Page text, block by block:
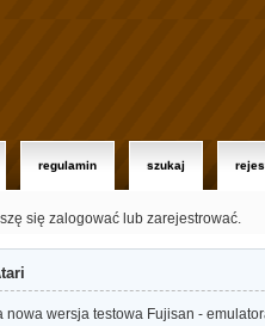
regulamin szukaj
się zalogować lub zarejestrować.
nowa wersja testowa Fujisan -